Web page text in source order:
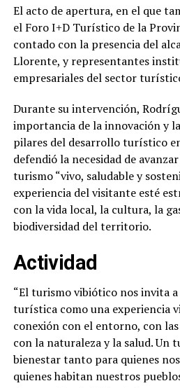
El acto de apertura, en el que
el Foro I+D Turístico de la
contado con la presencia del
Llorente, y representantes
empresariales del sector
Durante su intervención,
importancia de la innovación y
pilares del desarrollo turístico
defendió la necesidad de
turismo “vivo, saludable y
experiencia del visitante esté
con la vida local, la cultura, la
biodiversidad del territorio.
Actividad
“El turismo vibiótico nos invita
turística como una experiencia
conexión con el entorno, con
con la naturaleza y la salud. Un
bienestar tanto para quienes
quienes habitan nuestros